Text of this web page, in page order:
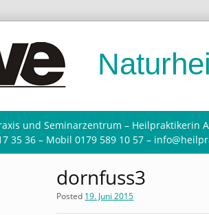
und Seminarzentrum – Heilpraktikerin
35 36 – Mobil 0179 589 10 57 –
dornfuss3
Posted 19. Juni 2015